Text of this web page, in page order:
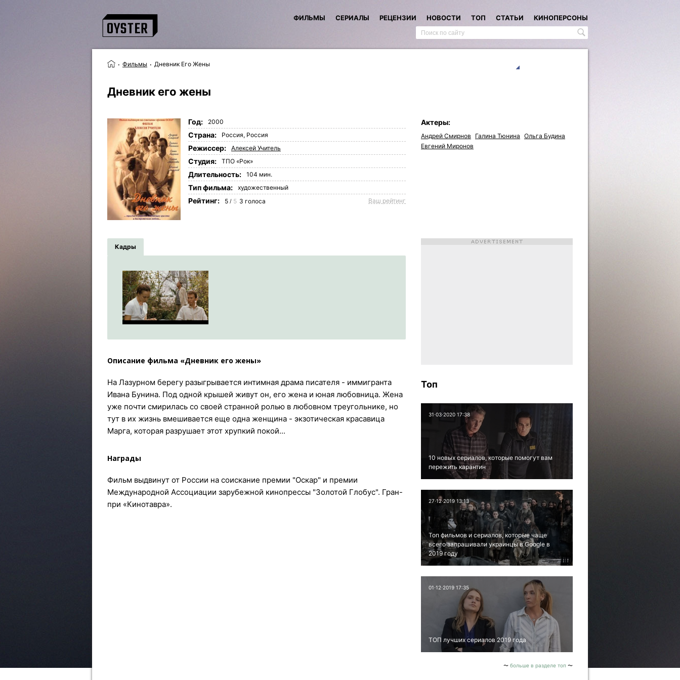
ФИЛЬМЫ СЕРИАЛЫ РЕЦЕНЗИИ НОВОСТИ ТОП СТАТЬИ КИНОПЕРСОНЫ
Фильмы Дневник Его Жены
Дневник его жены
Год: 2000
Страна: Россия, Россия
Режиссер: Алексей Учитель
Студия: ТПО «Рок»
Длительность: 104 мин.
Tип фильма: художественный
Рейтинг: 5 / 5 3 голоса Ваш рейтинг
Актеры:
Андрей Смирнов Галина Тюнина Ольга Будина
Евгений Миронов
Кадры
Описание фильма «Дневник его жены»
На Лазурном берегу разыгрывается интимная драма писателя - иммигранта
Ивана Бунина. Под одной крышей живут он, его жена и юная любовница. Жена
уже почти смирилась со своей странной ролью в любовном треугольнике, но
тут в их жизнь вмешивается еще одна женщина - экзотическая красавица
Марга, которая разрушает этот хрупкий покой...
Награды
Фильм выдвинут от России на соискание премии "Оскар" и премии
Международной Ассоциации зарубежной кинопрессы "Золотой Глобус". Гран-
при «Кинотавра».
Топ
31⋅03⋅2020 17:38
10 новых сериалов, которые помогут вам
пережить карантин
27⋅12⋅2019 13:13
Топ фильмов и сериалов, которые чаще
всего запрашивали украинцы в Google в
2019 году
01⋅12⋅2019 17:35
ТОП лучших сериалов 2019 года
больше в разделе топ